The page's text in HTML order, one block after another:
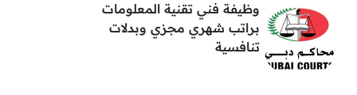
وظيفة فني تقنية المعلومات
براتب شهري مجزي وبدلات
تنافسية